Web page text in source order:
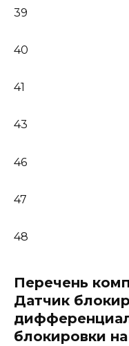
39
40
41
43
46
47
48
Перечень
Датчик
блокировки